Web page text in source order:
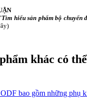
Tìm hiểu sản phẩm bộ chuyển
khác có